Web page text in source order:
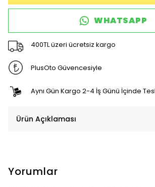
WHATSAPP
400TL üzeri ücretsiz kargo
PlusOto Güvencesiyle
Aynı Gün Kargo 2-4 İş Günü İçinde
Ürün Açıklaması
Yorumlar